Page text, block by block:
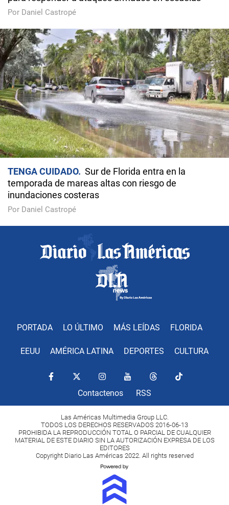
Por Daniel Castropé
TENGA CUIDADO
Sur de Florida entra en la
temporada de mareas altas con riesgo de
inundaciones costeras
Por Daniel Castropé
PORTADA LO ÚLTIMO MÁS LEÍDAS FLORIDA
EEUU AMÉRICA LATINA DEPORTES CULTURA
Contactenos RSS
Las Américas Multimedia Group LLC.
TODOS LOS DERECHOS RESERVADOS 2016-06-13
PROHIBIDA LA REPRODUCCIÓN TOTAL O PARCIAL DE CUALQUIER
MATERIAL DE ESTE DIARIO SIN LA AUTORIZACIÓN EXPRESA DE LOS
EDITORES
Copyright Diario Las Américas 2022. All rights reserved